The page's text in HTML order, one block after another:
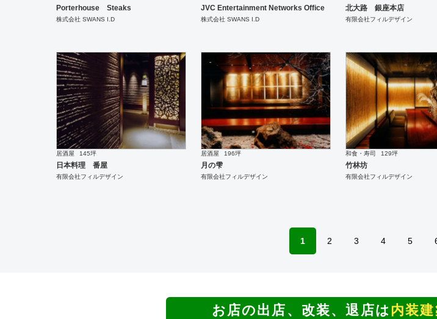
Porterhouse Steaks
株式会社 SWANS I.D
JVC Entertainment Networks Office
株式会社 SWANS I.D
北大路 銀座本店
有限会社フィルデザイン
居酒屋 145坪
日本料理 番屋
有限会社フィルデザイン
居酒屋 196坪
月の雫
有限会社フィルデザイン
和食・寿司 129坪
竹林坊
有限会社フィルデザイン
1 2 3 4 5
お店の出店、改装、退店は内装